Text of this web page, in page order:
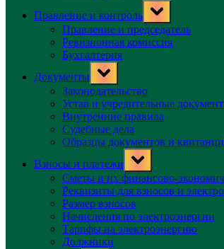
Правление и контроль
Toggle
sub-
menu
Правление и председатель
Ревизионная комиссия
Бухгалтерия
Документы
Toggle
sub-
menu
Законодательство
Устав и учредительные
Внутренние правила
Судебные дела
Образцы документов и
Взносы и платежи
Toggle
sub-
menu
Сметы и их финансово-
Реквизиты для взносов и
Размер взносов
Начисления по электроэнергии
Тарифы на электроэнергию
Должники